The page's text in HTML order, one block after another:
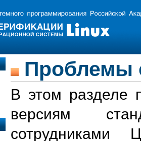
Проблемы
В этом разделе
версиям